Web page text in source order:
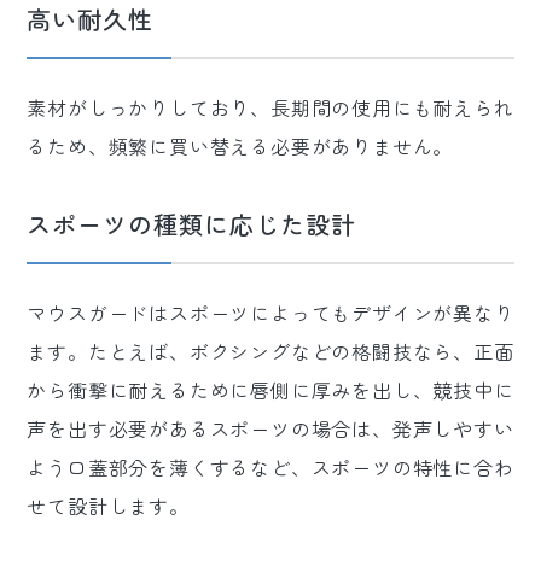
高い耐久性
素材がしっかりしており、長期間の使用にも耐えられ
るため、頻繁に買い替える必要がありません。
スポーツの種類に応じた設計
マウスガードはスポーツによってもデザインが異なり
ます。たとえば、ボクシングなどの格闘技なら、正面
から衝撃に耐えるために唇側に厚みを出し、競技中に
声を出す必要があるスポーツの場合は、発声しやすい
よう口蓋部分を薄くするなど、スポーツの特性に合わ
せて設計します。